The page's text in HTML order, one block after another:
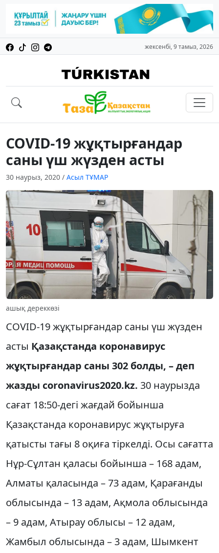
жексенбі, 9 тамыз, 2026
COVID-19 жұқтырғандар
саны үш жүзден асты
30 наурыз, 2020 / Асыл ТҰМАР
ашық дереккөзі
COVID-19 жұқтырғандар саны үш жүзден
асты Қазақстанда коронавирус
жұқтырғандар саны 302 болды, – деп
жазды coronavirus2020.kz. 30 наурызда
сағат 18:50-дегі жағдай бойынша
Қазақстанда коронавирус жұқтыруға
қатысты тағы 8 оқиға тіркелді. Осы сағатта
Нұр-Сұлтан қаласы бойынша – 168 адам,
Алматы қаласында – 73 адам, Қарағанды
облысында – 13 адам, Ақмола облысында
– 9 адам, Атырау облысы – 12 адам,
Жамбыл облысында – 3 адам, Шымкент